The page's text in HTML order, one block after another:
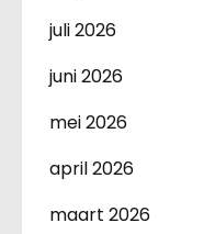
juli 2026
juni 2026
mei 2026
april 2026
maart 2026